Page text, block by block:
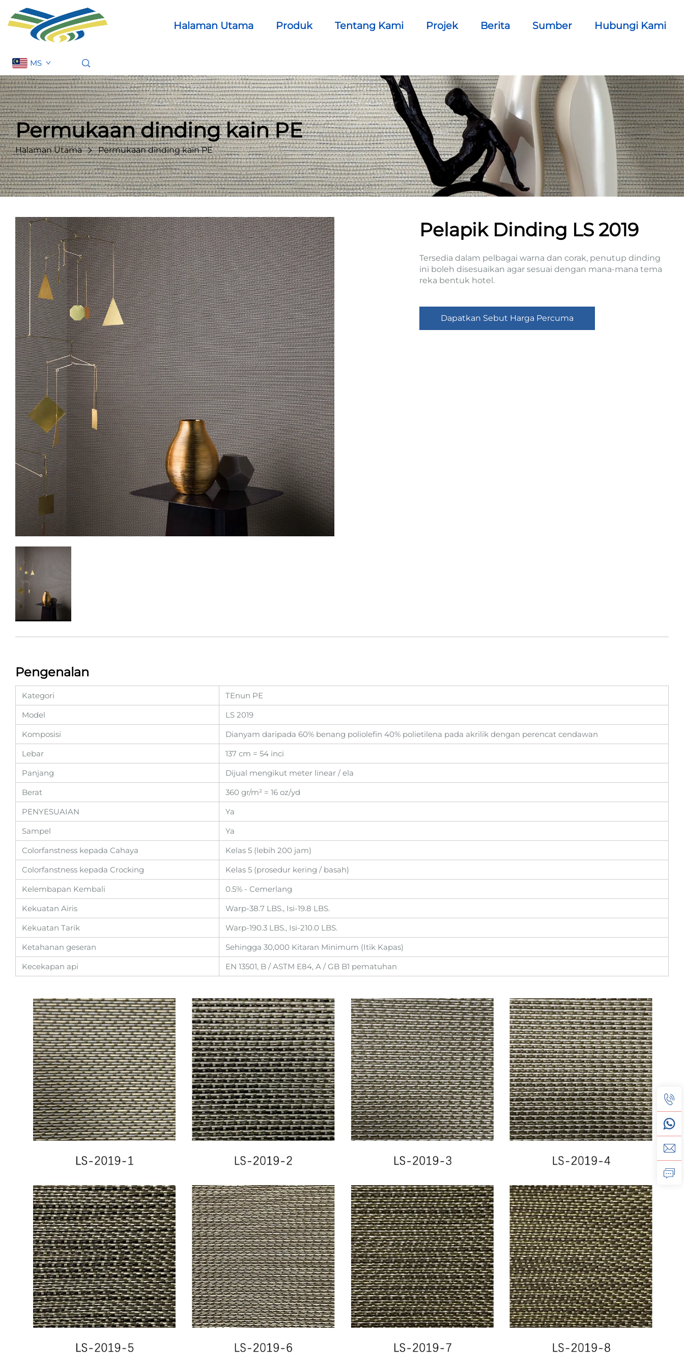
Halaman Utama Produk Tentang Kami Projek Berita Sumber Hubungi Kami
MS
Permukaan dinding kain PE
Halaman Utama Permukaan dinding kain PE
Pelapik Dinding LS 2019
Tersedia dalam pelbagai warna dan corak, penutup dinding
ini boleh disesuaikan agar sesuai dengan mana-mana tema
reka bentuk hotel.
Dapatkan Sebut Harga Percuma
Pengenalan
Kategori
TEnun PE
Model
LS 2019
Komposisi
Dianyam daripada 60% benang poliolefin 40% polietilena pada akrilik dengan perencat cendawan
Lebar
137 cm = 54 inci
Panjang
Dijual mengikut meter linear / ela
Berat
360 gr/m² = 16 oz/yd
PENYESUAIAN
Ya
Sampel
Ya
Colorfanstness kepada Cahaya
Kelas 5 (lebih 200 jam)
Colorfanstness kepada Crocking
Kelas 5 (prosedur kering / basah)
Kelembapan Kembali
0.5% - Cemerlang
Kekuatan Airis
Warp-38.7 LBS., Isi-19.8 LBS.
Kekuatan Tarik
Warp-190.3 LBS., Isi-210.0 LBS.
Ketahanan geseran
Sehingga 30,000 Kitaran Minimum (Itik Kapas)
Kecekapan api
EN 13501, B / ASTM E84, A / GB B1 pematuhan